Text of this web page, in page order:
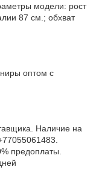
модели: рост
87 см.; обхват
оптом с
Наличие на
предоплаты.